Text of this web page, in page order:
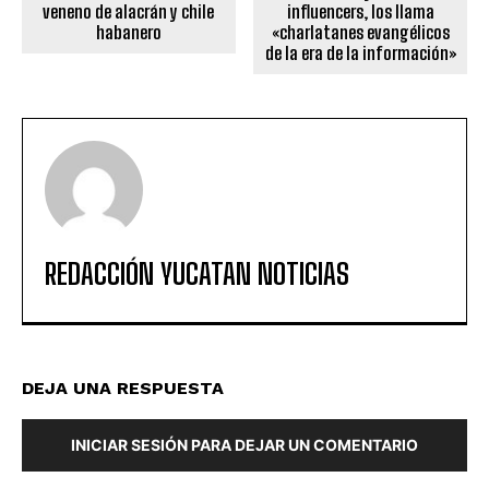
veneno de alacrán y chile
habanero
influencers, los llama
«charlatanes evangélicos
de la era de la información»
REDACCIÓN YUCATAN NOTICIAS
DEJA UNA RESPUESTA
INICIAR SESIÓN PARA DEJAR UN COMENTARIO